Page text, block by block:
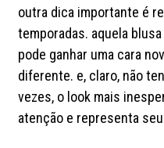
outra dica importante é
temporadas. aquela
pode ganhar uma cara
diferente. e, claro, não
vezes, o look mais
atenção e representa